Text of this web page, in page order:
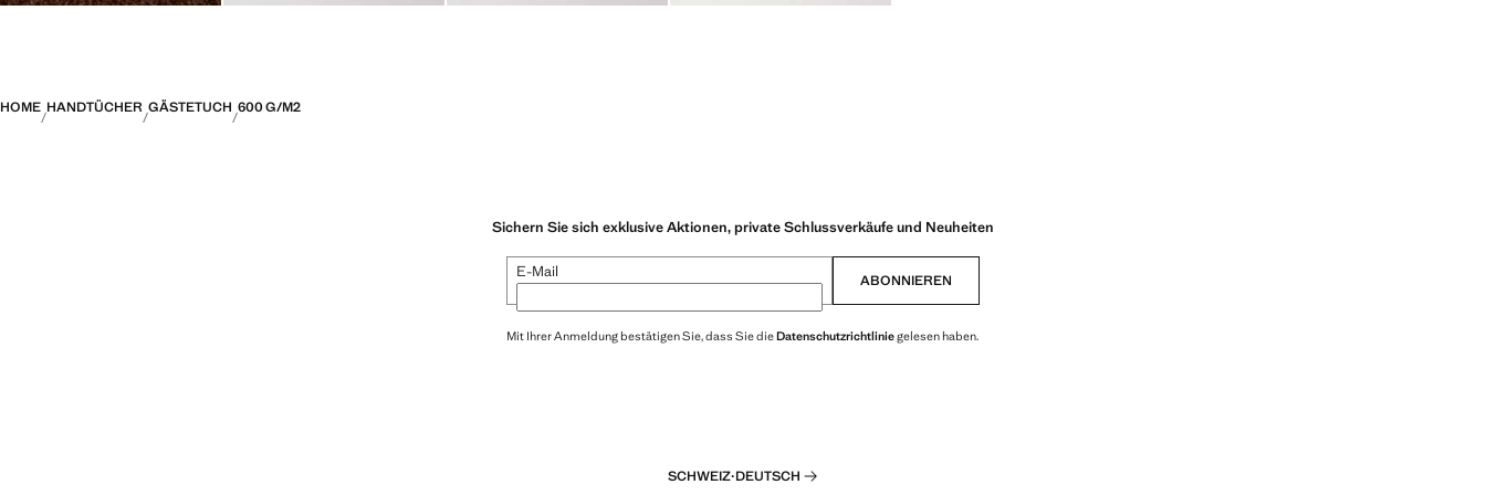
HOME HANDTÜCHER GÄSTETUCH 600 G/M2
Sichern Sie sich exklusive Aktionen, private Schlussverkäufe und Neuheiten
E-Mail ABONNIEREN
Mit Ihrer Anmeldung bestätigen Sie, dass Sie dieDatenschutzrichtliniegelesen haben.
SCHWEIZ·DEUTSCH